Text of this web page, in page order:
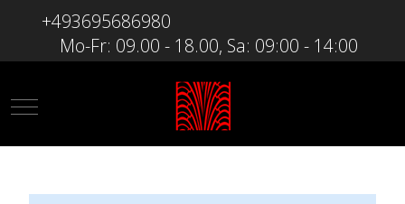
+493695686980
Mo-Fr: 09.00 - 18.00, Sa: 09:00 - 14:00
Mobile Menu Toggle